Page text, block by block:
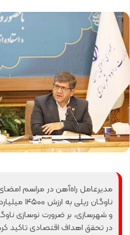
مدیرعامل راه‌آهن در مراسم امضای
ناوگان ریلی
و شهرسازی، بر ضرورت نوسازی
در تحقق اهداف اقتصادی تاکید